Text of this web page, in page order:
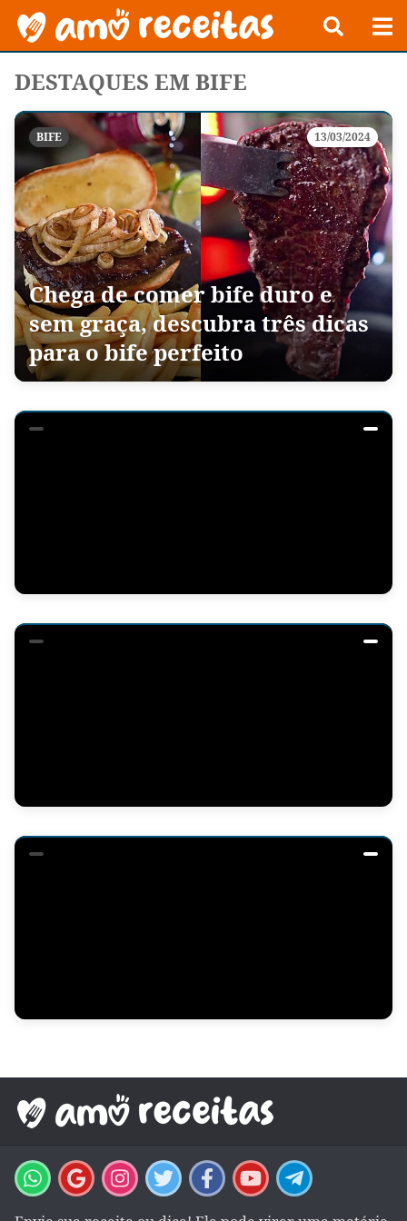
DESTAQUES EM BIFE
BIFE 13/03/2024
Chega de comer bife duro e
sem graça, descubra três dicas
para o bife perfeito